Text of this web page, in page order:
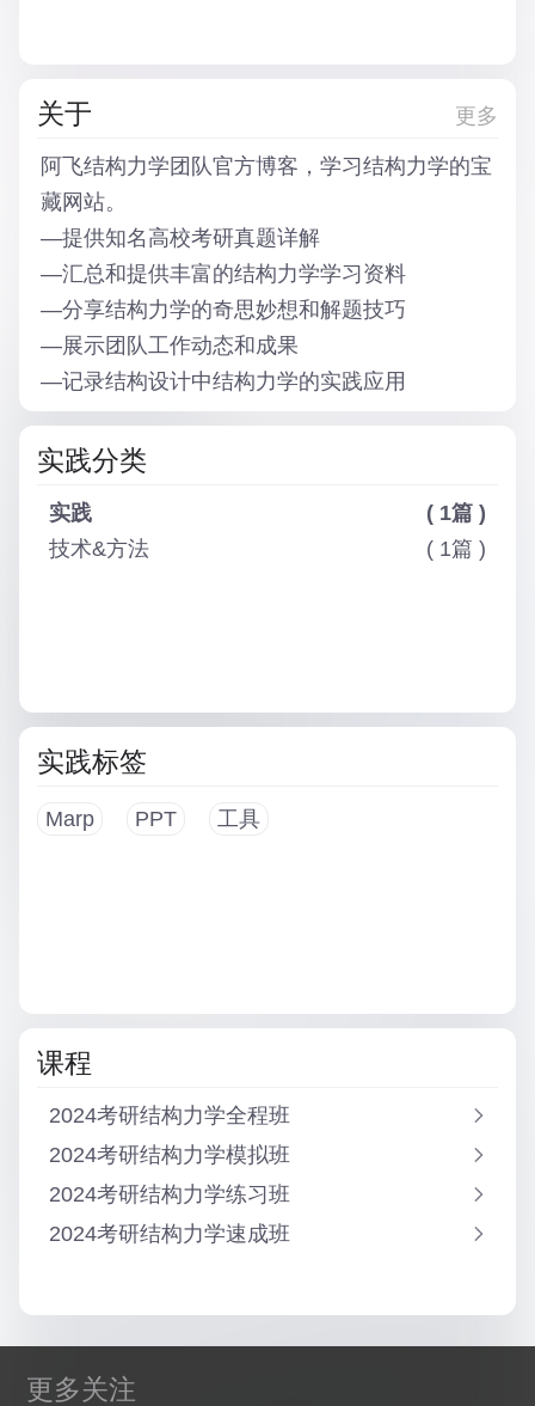
关于 更多
阿飞结构力学团队官方博客，学习结构力学的宝
藏网站。
—提供知名高校考研真题详解
—汇总和提供丰富的结构力学学习资料
—分享结构力学的奇思妙想和解题技巧
—展示团队工作动态和成果
—记录结构设计中结构力学的实践应用
实践分类
实践
( 1篇 )
技术&方法
( 1篇 )
实践标签
Marp PPT 工具
课程
2024考研结构力学全程班
2024考研结构力学模拟班
2024考研结构力学练习班
2024考研结构力学速成班
更多关注